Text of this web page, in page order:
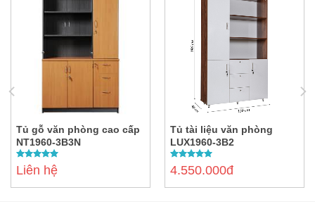
Tủ gỗ văn phòng cao cấp
NT1960-3B3N
5.00out of
5
Liên hệ
Tủ tài liệu văn phòng
LUX1960-3B2
5.00out of
5
4.550.000đ